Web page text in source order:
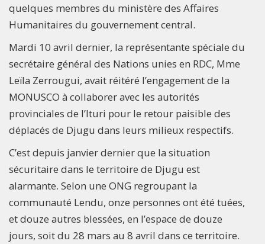
quelques membres du ministère des Affaires
Humanitaires du gouvernement central.
Mardi 10 avril dernier, la représentante spéciale du
secrétaire général des Nations unies en RDC, Mme
Leïla Zerrougui, avait réitéré l’engagement de la
MONUSCO à collaborer avec les autorités
provinciales de l’Ituri pour le retour paisible des
déplacés de Djugu dans leurs milieux respectifs.
C’est depuis janvier dernier que la situation
sécuritaire dans le territoire de Djugu est
alarmante. Selon une ONG regroupant la
communauté Lendu, onze personnes ont été tuées,
et douze autres blessées, en l’espace de douze
jours, soit du 28 mars au 8 avril dans ce territoire.